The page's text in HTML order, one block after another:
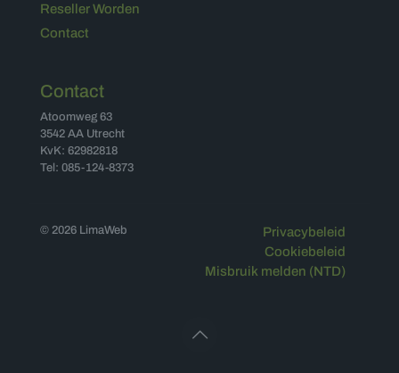
Reseller Worden
Contact
Contact
Atoomweg 63
3542 AA Utrecht
KvK: 62982818
Tel: 085-124-8373
© 2026 LimaWeb
Privacybeleid
Cookiebeleid
Misbruik melden (NTD)